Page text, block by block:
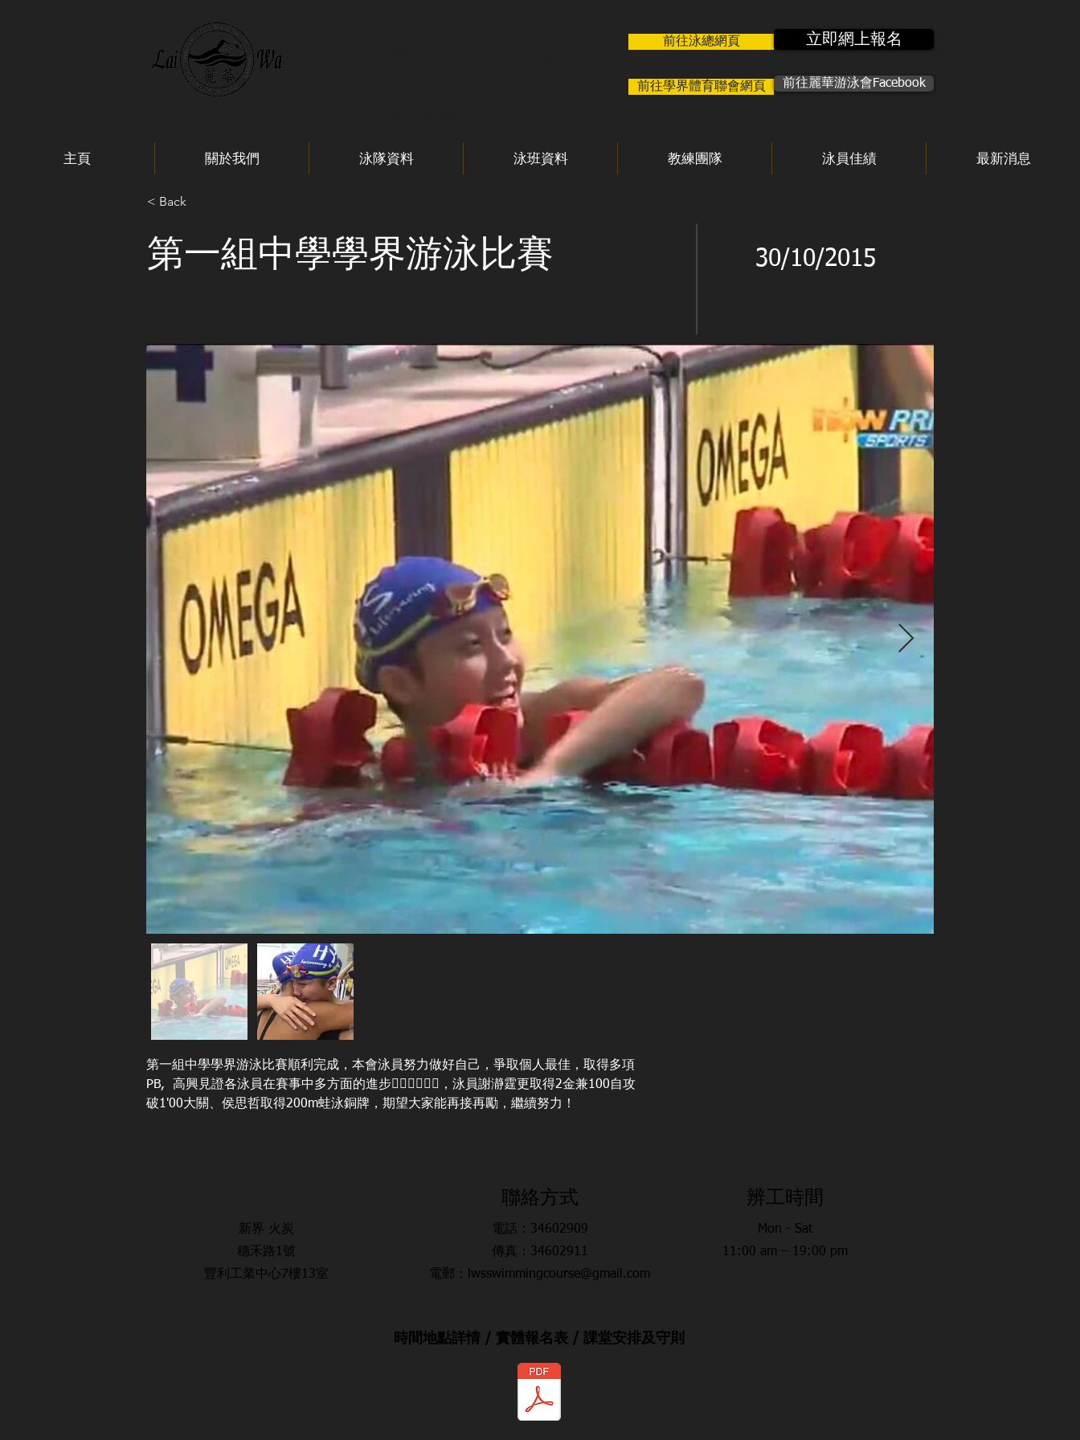
前往泳總網頁 立即網上報名
前往學界體育聯會網頁 前往麗華游泳會Facebook
主頁 關於我們 泳隊資料 泳班資料 教練團隊 泳員佳績 最新消息
< Back
第一組中學學界游泳比賽 30/10/2015
第一組中學學界游泳比賽順利完成，本會泳員努力做好自己，爭取個人最佳，取得多項
PB,  高興見證各泳員在賽事中多方面的進步👍🏻👍🏻👍🏻，泳員謝瀞霆更取得2金兼100自攻
破1'00大關、侯思哲取得200m蛙泳銅牌，期望大家能再接再勵，繼續努力！
新界 火炭
穗禾路1號
豐利工業中心7樓13室
​聯絡方式
電話：34602909
傳真：34602911
電郵：lwsswimmingcourse@gmail.com
​辨工時間
Mon - Sat
11:00 am – 19:00 pm
時間地點詳情 / 實體報名表 / 課堂安排及守則